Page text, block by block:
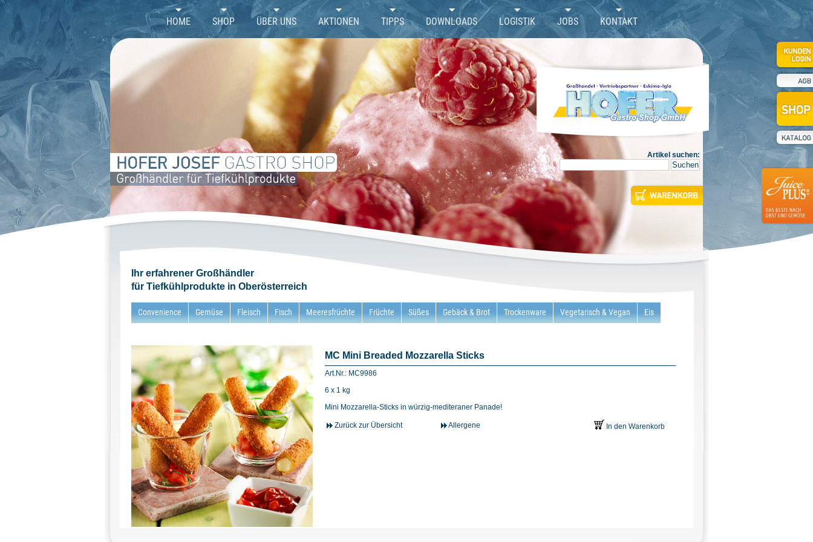
//
HOME SHOP ÜBER UNS AKTIONEN TIPPS DOWNLOADS LOGISTIK JOBS KONTAKT
Artikel suchen:
Ihr erfahrener Großhändler
für Tiefkühlprodukte in Oberösterreich
Convenience Gemüse Fleisch Fisch Meeresfrüchte Früchte Süßes Gebäck & Brot Trockenware Vegetarisch & Vegan Eis
MC Mini Breaded Mozzarella Sticks
Art.Nr.: MC9986
6 x 1 kg
Mini Mozzarella-Sticks in würzig-mediteraner Panade!
Zurück zur Übersicht Allergene In den Warenkorb